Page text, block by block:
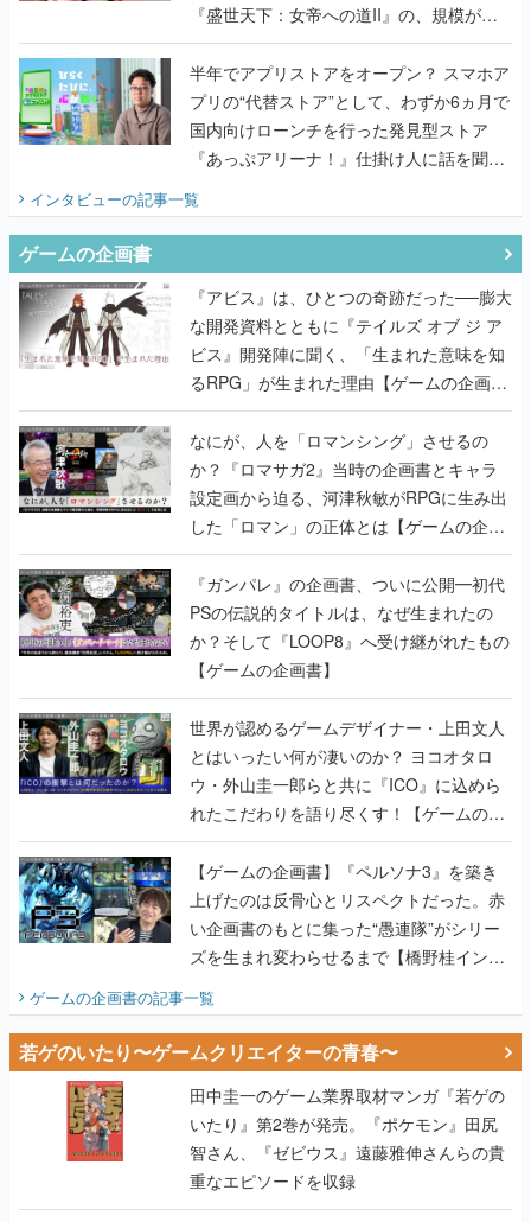
プリの“代替ストア”として、わずか6ヵ月で
国内向けローンチを行った発見型ストア
『あっぷアリーナ！』仕掛け人に話を聞い
てみた
インタビューの記事一覧
『アビス』は、ひとつの奇跡だった──膨大
な開発資料とともに『テイルズ オブ ジ ア
るRPG」が生まれた理由【ゲームの企画
書】
なにが、人を「ロマンシング」させるの
か？『ロマサガ2』当時の企画書とキャラ
設定画から迫る、河津秋敏がRPGに生み出
した「ロマン」の正体とは【ゲームの企画
書】
『ガンパレ』の企画書、ついに公開━初代
PSの伝説的タイトルは、なぜ生まれたの
か？そして『LOOP8』へ受け継がれたもの
【ゲームの企画書】
世界が認めるゲームデザイナー・上田文人
とはいったい何が凄いのか？ ヨコオタロ
ウ・外山圭一郎らと共に『ICO』に込めら
れたこだわりを語り尽くす！【ゲームの企
画書】
【ゲームの企画書】『ペルソナ3』を築き
上げたのは反骨心とリスペクトだった。赤
い企画書のもとに集った“愚連隊”がシリー
ズを生まれ変わらせるまで【橋野桂インタ
ビュー】
ゲームの企画書の記事一覧
若ゲのいたり〜ゲームクリエイターの青春〜
田中圭一のゲーム業界取材マンガ『若ゲの
いたり』第2巻が発売。『ポケモン』田尻
智さん、『ゼビウス』遠藤雅伸さんらの貴
重なエピソードを収録
【田中圭一連載：アイマス/ガンダム 戦場
の絆 編】わがままな王様のわがままなニー
ズを満たす！──小山順一朗が貫く姿勢に、